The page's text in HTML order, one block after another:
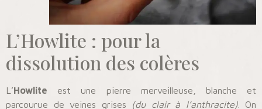
L’Howlite : pour la
dissolution des colères
L’Howlite est une pierre merveilleuse, blanche et
parcourue de veines grises
(du clair à l’anthracite). On